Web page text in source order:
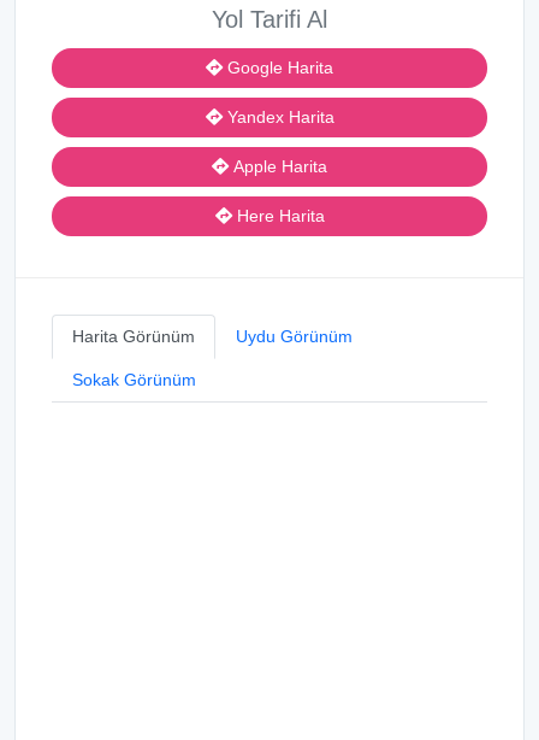
Yol Tarifi Al
Google Harita
Yandex Harita
Apple Harita
Here Harita
Harita Görünüm Uydu Görünüm
Sokak Görünüm